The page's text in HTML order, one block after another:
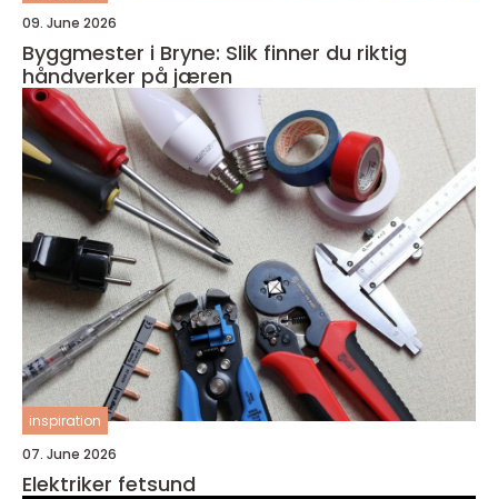
09. June 2026
Byggmester i Bryne: Slik finner du riktig
håndverker på jæren
inspiration
07. June 2026
Elektriker fetsund